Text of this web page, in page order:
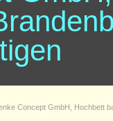
Concept GmbH, Hochbett